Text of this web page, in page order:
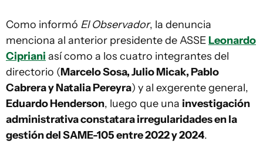
Como informó El Observador, la denuncia
menciona al anterior presidente de ASSELeonardo
Cipriani así como a los cuatro integrantes del
directorio (Marcelo Sosa, Julio Micak, Pablo
Cabrera y Natalia Pereyra) y al exgerente general,
Eduardo Henderson, luego que una investigación
administrativa constatara irregularidades en la
gestión del SAME-105 entre 2022 y 2024.